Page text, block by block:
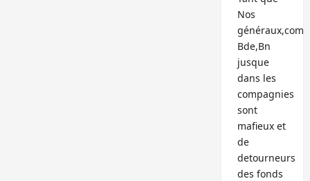
Nos
généraux,com
Bde,Bn
jusque
dans les
compagnies
sont
mafieux et
de
detourneurs
des fonds